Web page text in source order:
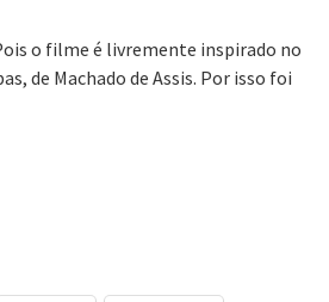
o filme é livremente inspirado no
de Machado de Assis. Por isso foi